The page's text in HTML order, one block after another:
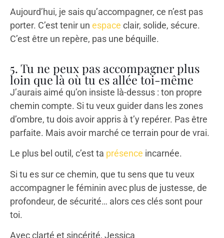
Aujourd’hui, je sais qu’accompagner, ce n’est pas
porter. C’est tenir un espace clair, solide, sécure.
C’est être un repère, pas une béquille.
5. Tu ne peux pas accompagner plus
loin que là où tu es allée toi-même
J’aurais aimé qu’on insiste là-dessus : ton propre
chemin compte. Si tu veux guider dans les zones
d’ombre, tu dois avoir appris à t’y repérer. Pas être
parfaite. Mais avoir marché ce terrain pour de vrai.
Le plus bel outil, c’est ta présence incarnée.
Si tu es sur ce chemin, que tu sens que tu veux
accompagner le féminin avec plus de justesse, de
profondeur, de sécurité… alors ces clés sont pour
toi.
Avec clarté et sincérité, Jessica